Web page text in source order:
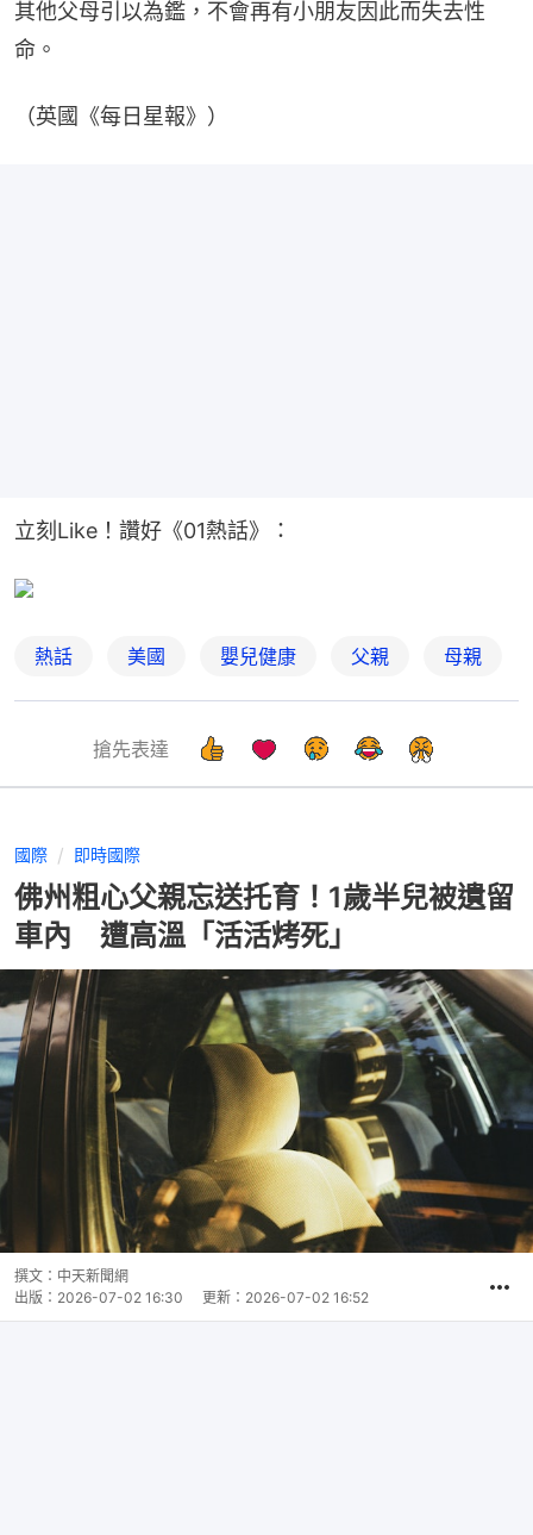
其他父母引以為鑑，不會再有小朋友因此而失去性
命。
（英國《每日星報》）
立刻Like！讚好《01熱話》：
熱話 美國 嬰兒健康 父親 母親
搶先表達
國際 即時國際
佛州粗心父親忘送托育！1歲半兒被遺留
車內 遭高溫「活活烤死」
撰文： 中天新聞網
出版： 2026-07-02 16:30 更新： 2026-07-02 16:52